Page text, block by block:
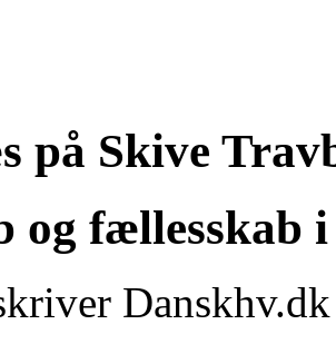
på Skive
og fællesskab
Danskhv.dk